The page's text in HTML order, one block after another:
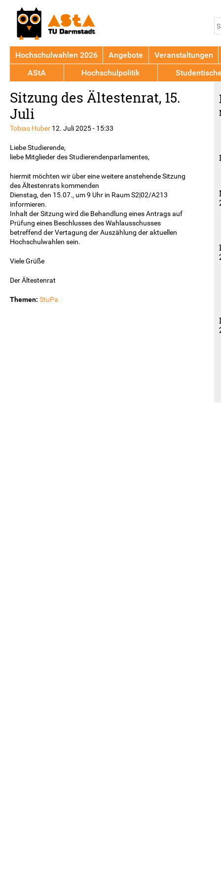
to
top
Sitzung des Ältestenrat, 15.
Juli
Tobias Huber 12. Juli 2025 - 15:33
Liebe Studierende,
liebe Mitglieder des Studierendenparlamentes,
hiermit möchten wir über eine weitere anstehende Sitzung
des Ältestenrats kommenden
Dienstag, den 15.07., um 9 Uhr in Raum S2|02/A213
informieren.
Inhalt der Sitzung wird die Behandlung eines Antrags auf
Prüfung eines Beschlusses des Wahlausschusses
betreffend der Vertagung der Auszählung der aktuellen
Hochschulwahlen sein.
Viele Grüße
Der Ältestenrat
Themen: StuPa
Hochschulwahlen 2026 Angebote
Veranstaltungen
AStA
Hochschulpolitik